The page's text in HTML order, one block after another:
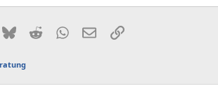
(Twitter)
BlueskyRedditWhatsApp
E-MailLink